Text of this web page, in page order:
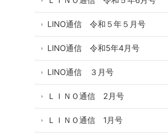
LINO通信 令和５年５月号
LINO通信 令和5年4月号
LINO通信 ３月号
ＬＩＮＯ通信 2月号
ＬＩＮＯ通信 1月号